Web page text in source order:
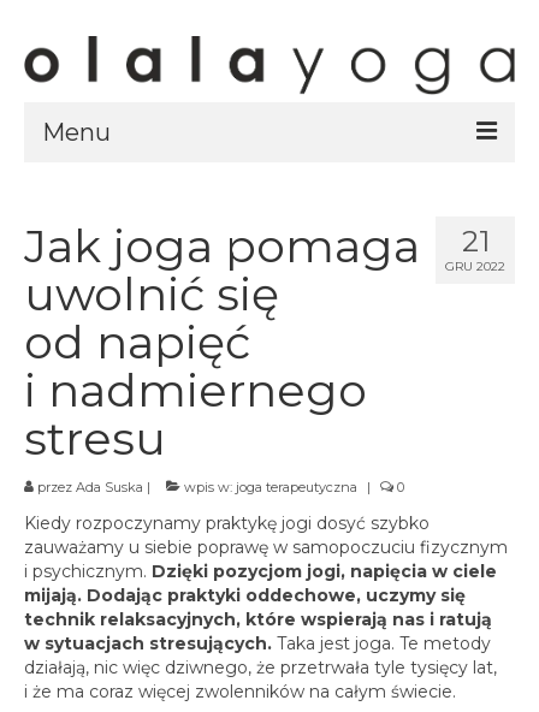
Menu
kursy
ubrania olalayoga
Olala Studio
Szczecin
Kursy
Grafik
spotkania online
Blog
artykuły i video
Zaloguj
platforma kursowa
21
GRU 2022
Jak joga pomaga
uwolnić się
od napięć
i nadmiernego
stresu
przez Ada Suska | wpis w: joga terapeutyczna | 0
Kiedy rozpoczynamy praktykę jogi dosyć szybko
zauważamy u siebie poprawę w samopoczuciu fizycznym
i psychicznym. Dzięki pozycjom jogi, napięcia w ciele
mijają. Dodając praktyki oddechowe, uczymy się
technik relaksacyjnych, które wspierają nas i ratują
w sytuacjach stresujących. Taka jest joga. Te metody
działają, nic więc dziwnego, że przetrwała tyle tysięcy lat,
i że ma coraz więcej zwolenników na całym świecie.